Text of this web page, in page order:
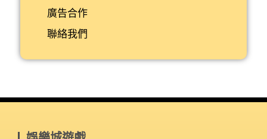
廣告合作
聯絡我們